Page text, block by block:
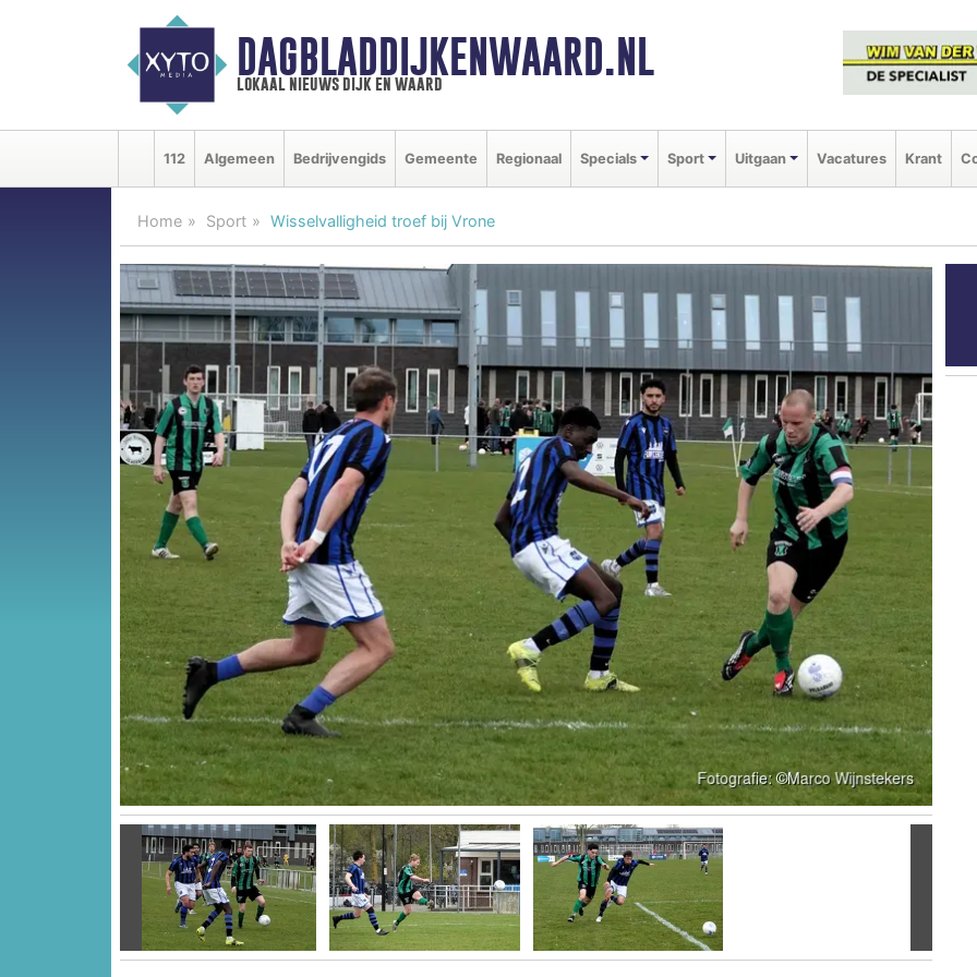
DAGBLADDIJKENWAARD.NL
lokaal nieuws dijk en waard
112 Algemeen Bedrijvengids Gemeente Regionaal Specials Sport Uitgaan Vacatures Krant
Home Sport Wisselvalligheid troef bij Vrone
Vorige